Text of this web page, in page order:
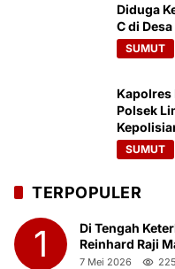
Diduga
C di
SUMUT
Kapolres
Polsek
SUMUT
TERPOPULER
1
Di Tengah
Reinhard Raji
23 Bersama
7 Mei 2026